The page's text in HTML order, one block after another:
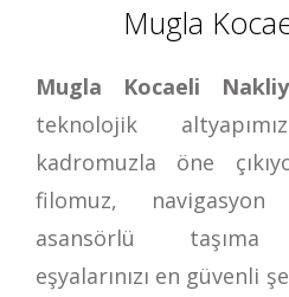
Mugla
Mugla Kocaeli
teknolojik
kadromuzla öne
filomuz,
asansörlü taşıma
eşyalarınızı en güvenli